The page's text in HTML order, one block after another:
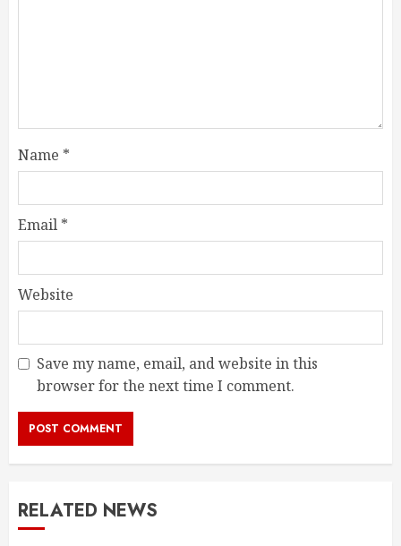
Name *
Email *
Website
Save my name, email, and website in this
browser for the next time I comment.
RELATED NEWS